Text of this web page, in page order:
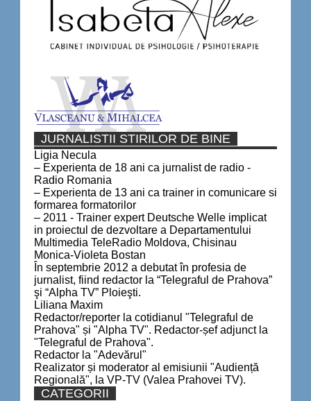
JURNALISTII STIRILOR DE BINE
Ligia Necula
– Experienta de 18 ani ca jurnalist de radio -
Radio Romania
– Experienta de 13 ani ca trainer in comunicare si
formarea formatorilor
– 2011 - Trainer expert Deutsche Welle implicat
in proiectul de dezvoltare a Departamentului
Multimedia TeleRadio Moldova, Chisinau
Monica-Violeta Bostan
În septembrie 2012 a debutat în profesia de
jurnalist, fiind redactor la “Telegraful de Prahova”
şi “Alpha TV” Ploieşti.
Liliana Maxim
Redactor/reporter la cotidianul "Telegraful de
Prahova" și "Alpha TV". Redactor-șef adjunct la
"Telegraful de Prahova".
Redactor la "Adevărul"
Realizator și moderator al emisiunii "Audiență
Regională", la VP-TV (Valea Prahovei TV).
CATEGORII